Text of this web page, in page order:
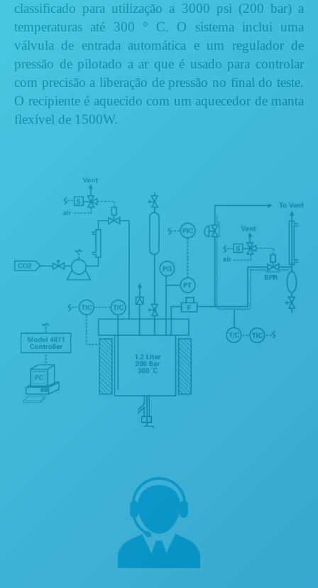
classificado para utilização a 3000 psi (200 bar) a
temperaturas até 300 ° C.
O sistema inclui uma
válvula de entrada automática e um regulador de
pressão de pilotado a ar que é usado para controlar
com precisão a liberação de pressão no final do teste.
O recipiente é aquecido com um aquecedor de manta
flexível de 1500W.